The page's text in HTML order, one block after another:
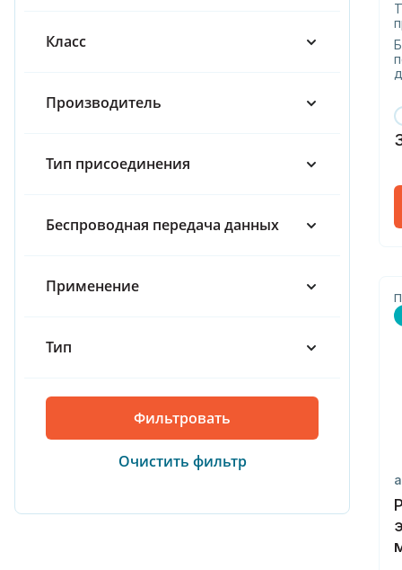
65
100
150
300
Класс
Производитель
Тип присоединения
Беспроводная передача данных
Применение
Тип